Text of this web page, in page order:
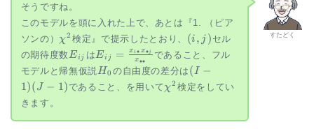
(\forall i,
j)}
すたどく
そうですね。
このモデルを頭に入れた上で、あとは『1. （ピア
ソンの） \chi^2
χ2 検定』で提示したとおり、 (i,j)
(i , j ) セル
の期待度数 E_{ij}
Eij は E_{ij}=\frac{x_{i
\bullet}
x_{\bullet j}}
{x_{\bullet
Eij = x∙∙
xi ∙ x∙j
であること、フル
モデルと帰無仮説 H_0
H0 の自由度の差分は (I-
1)
(J-
(I −
1)( J − 1) であること、を用いて\chi^2
χ2 検定をしてい
きます。